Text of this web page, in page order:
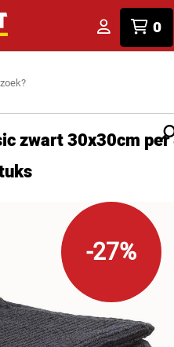
0
zwart 30x30cm per
-27%